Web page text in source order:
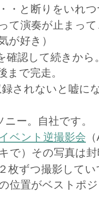
・と断りをいれ
て演奏が止まっ
が好き）
確認して続きか
まで完走。
されないと嘘に
ー。自社です。
ベント逆撮影会
で）その写真は
枚ずつ撮影して
位置がベストポ